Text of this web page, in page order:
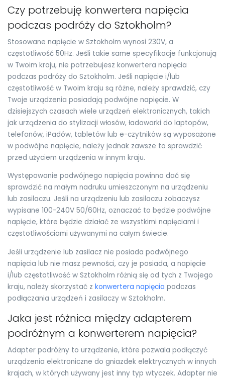
Czy potrzebuję konwertera napięcia
podczas podróży do Sztokholm?
Stosowane napięcie w Sztokholm wynosi 230V, a
częstotliwość 50Hz. Jeśli takie same specyfikacje funkcjonują
w Twoim kraju, nie potrzebujesz konwertera napięcia
podczas podróży do Sztokholm. Jeśli napięcie i/lub
częstotliwość w Twoim kraju są różne, należy sprawdzić, czy
Twoje urządzenia posiadają podwójne napięcie. W
dzisiejszych czasach wiele urządzeń elektronicznych, takich
jak urządzenia do stylizacji włosów, ładowarki do laptopów,
telefonów, iPadów, tabletów lub e-czytników są wyposażone
w podwójne napięcie, należy jednak zawsze to sprawdzić
przed użyciem urządzenia w innym kraju.
Występowanie podwójnego napięcia powinno dać się
sprawdzić na małym nadruku umieszczonym na urządzeniu
lub zasilaczu. Jeśli na urządzeniu lub zasilaczu zobaczysz
wypisane 100-240V 50/60Hz, oznaczać to będzie podwójne
napięcie, które będzie działać ze wszystkimi napięciami i
częstotliwościami używanymi na całym świecie.
Jeśli urządzenie lub zasilacz nie posiada podwójnego
napięcia lub nie masz pewności, czy je posiada, a napięcie
i/lub częstotliwość w Sztokholm różnią się od tych z Twojego
kraju, należy skorzystać z konwertera napięcia podczas
podłączania urządzeń i zasilaczy w Sztokholm.
Jaka jest różnica między adapterem
podróżnym a konwerterem napięcia?
Adapter podróżny to urządzenie, które pozwala podłączyć
urządzenia elektroniczne do gniazdek elektrycznych w innych
krajach, w których używany jest inny typ wtyczek. Adapter nie